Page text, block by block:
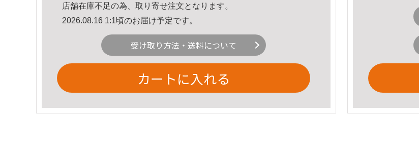
店舗在庫不足の為、取り寄せ注文となります。
2026.08.16 1:1頃のお届け予定です。
受け取り方法・送料について
カートに入れる